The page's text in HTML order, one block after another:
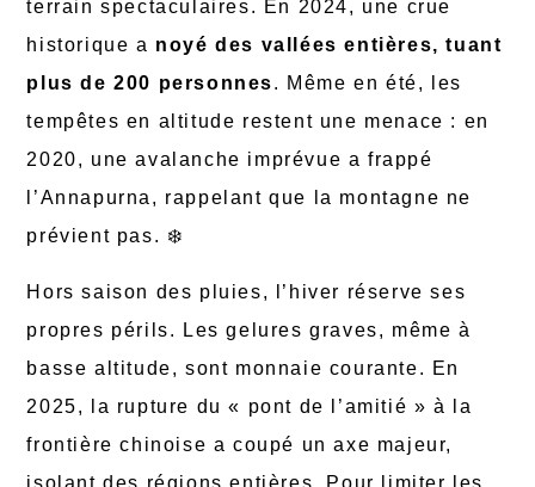
terrain spectaculaires. En 2024, une crue
historique a noyé des vallées entières, tuant
plus de 200 personnes. Même en été, les
tempêtes en altitude restent une menace : en
2020, une avalanche imprévue a frappé
l’Annapurna, rappelant que la montagne ne
prévient pas. ❄️
Hors saison des pluies, l’hiver réserve ses
propres périls. Les gelures graves, même à
basse altitude, sont monnaie courante. En
2025, la rupture du « pont de l’amitié » à la
frontière chinoise a coupé un axe majeur,
isolant des régions entières. Pour limiter les